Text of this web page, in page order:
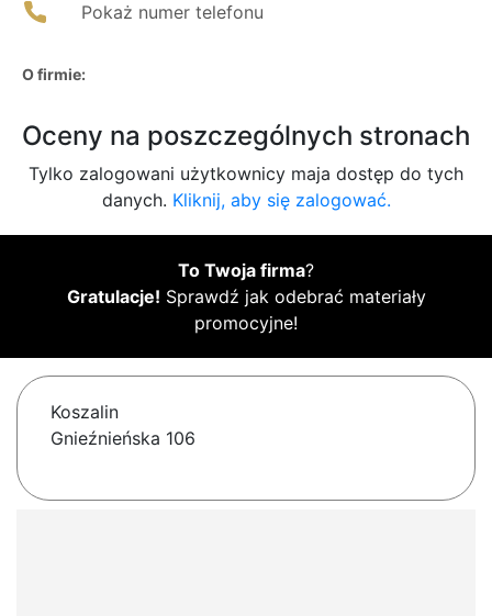
Pokaż numer telefonu
O firmie:
Oceny na poszczególnych stronach
Tylko zalogowani użytkownicy maja dostęp do tych
danych. Kliknij, aby się zalogować.
To Twoja firma?
Gratulacje! Sprawdź jak odebrać materiały
promocyjne!
Koszalin
Gnieźnieńska 106